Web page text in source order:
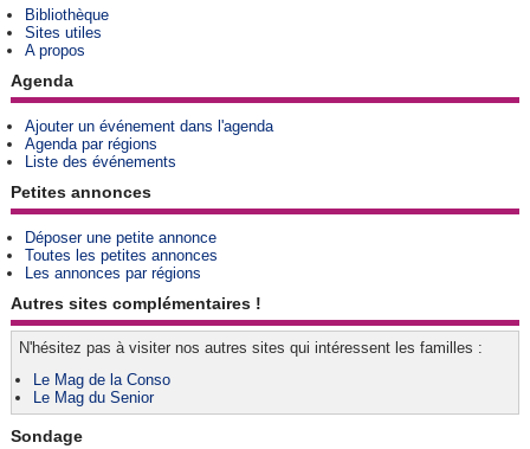
Bibliothèque
Sites utiles
A propos
Agenda
Ajouter un événement dans l'agenda
Agenda par régions
Liste des événements
Petites annonces
Déposer une petite annonce
Toutes les petites annonces
Les annonces par régions
Autres sites complémentaires !
N'hésitez pas à visiter nos autres sites qui intéressent les familles :
Le Mag de la Conso
Le Mag du Senior
Sondage